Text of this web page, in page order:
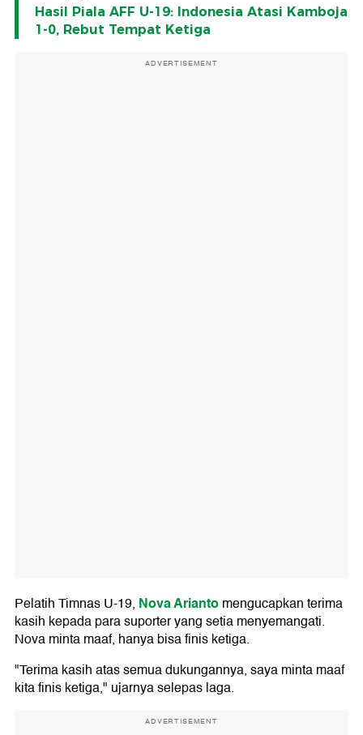
Hasil Piala AFF U-19: Indonesia Atasi Kamboja
1-0, Rebut Tempat Ketiga
ADVERTISEMENT
Pelatih Timnas U-19, Nova Ariantomengucapkan terima
kasih kepada para suporter yang setia menyemangati.
Nova minta maaf, hanya bisa finis ketiga.
"Terima kasih atas semua dukungannya, saya minta maaf
kita finis ketiga," ujarnya selepas laga.
ADVERTISEMENT